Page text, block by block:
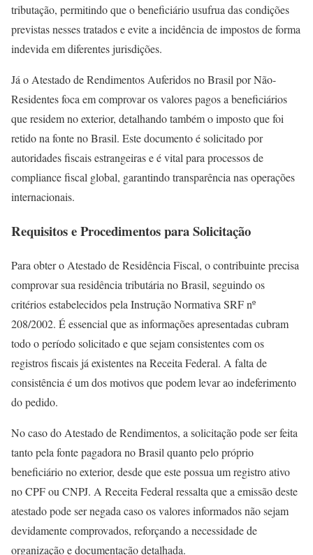
tributação, permitindo que o beneficiário usufrua das condições
previstas nesses tratados e evite a incidência de impostos de forma
indevida em diferentes jurisdições.
Já o Atestado de Rendimentos Auferidos no Brasil por Não-
Residentes foca em comprovar os valores pagos a beneficiários
que residem no exterior, detalhando também o imposto que foi
retido na fonte no Brasil. Este documento é solicitado por
autoridades fiscais estrangeiras e é vital para processos de
compliance fiscal global, garantindo transparência nas operações
internacionais.
Requisitos e Procedimentos para Solicitação
Para obter o Atestado de Residência Fiscal, o contribuinte precisa
comprovar sua residência tributária no Brasil, seguindo os
critérios estabelecidos pela Instrução Normativa SRF nº
208/2002. É essencial que as informações apresentadas cubram
todo o período solicitado e que sejam consistentes com os
registros fiscais já existentes na Receita Federal. A falta de
consistência é um dos motivos que podem levar ao indeferimento
do pedido.
No caso do Atestado de Rendimentos, a solicitação pode ser feita
tanto pela fonte pagadora no Brasil quanto pelo próprio
beneficiário no exterior, desde que este possua um registro ativo
no CPF ou CNPJ. A Receita Federal ressalta que a emissão deste
atestado pode ser negada caso os valores informados não sejam
devidamente comprovados, reforçando a necessidade de
organização e documentação detalhada.